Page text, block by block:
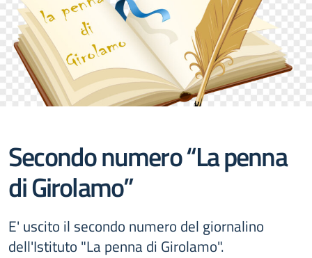
Secondo numero “La penna
di Girolamo”
E' uscito il secondo numero del giornalino
dell'Istituto "La penna di Girolamo".